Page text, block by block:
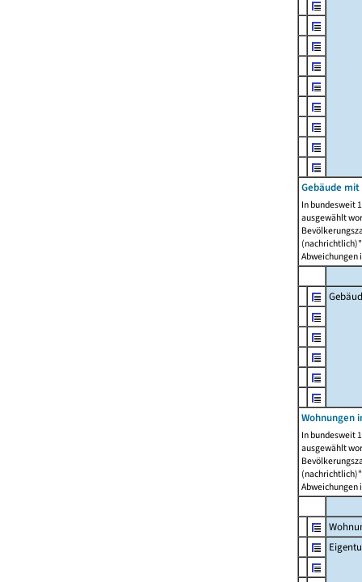
Gebäude mit
In bundesweit
ausgewählt
Abweichungen
Wohnungen
In bundesweit
ausgewählt
Abweichungen